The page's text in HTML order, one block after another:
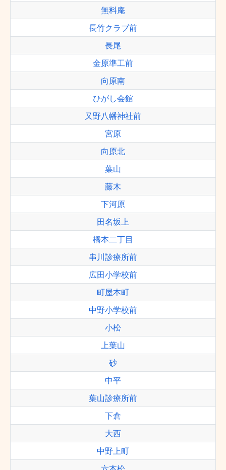
無料庵
長竹クラブ前
長尾
金原準工前
向原南
ひがし会館
又野八幡神社前
宮原
向原北
葉山
藤木
下河原
田名坂上
橋本二丁目
串川診療所前
広田小学校前
町屋本町
中野小学校前
小松
上葉山
砂
中平
葉山診療所前
下倉
大西
中野上町